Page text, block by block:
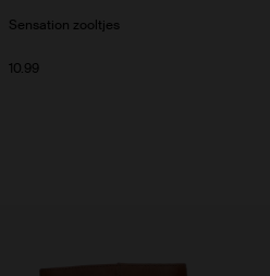
Sensation zooltjes
10.99